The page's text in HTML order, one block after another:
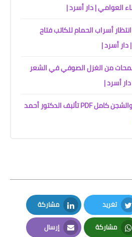
أسراب الحمام للكاتب فتاح
من الغزل الصوفي في الشعر
تحميل ديوان الشهد والشجن كامل PDF تألبف الدكتور أحمد
تغريد
Twitter
مشاركة
LinkedIn
مشاركة إرسال